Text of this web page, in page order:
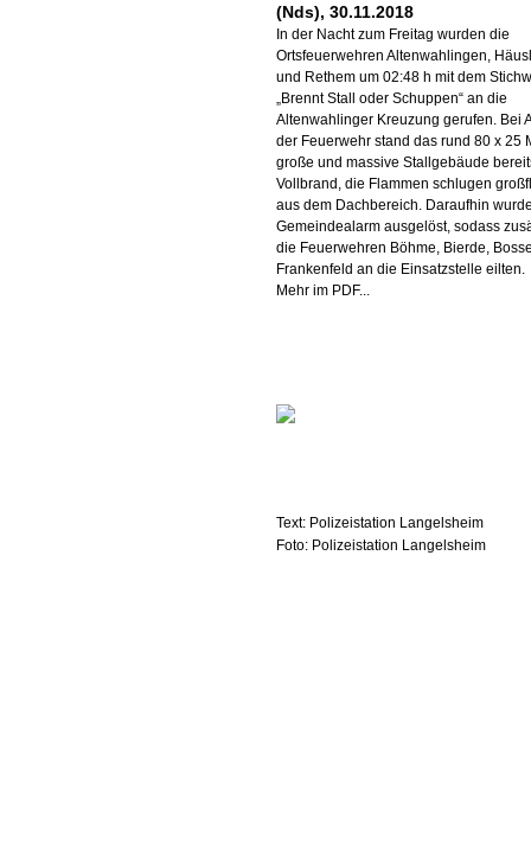
(Nds), 30.11.2018
In der Nacht zum Freitag wurden die
Ortsfeuerwehren Altenwahlingen,
und Rethem um 02:48 h mit dem
„Brennt Stall oder Schuppen“ an die
Altenwahlinger Kreuzung gerufen. Bei
der Feuerwehr stand das rund 80 x 25
große und massive Stallgebäude
Vollbrand, die Flammen schlugen
aus dem Dachbereich. Daraufhin
Gemeindealarm ausgelöst, sodass
die Feuerwehren Böhme, Bierde,
Frankenfeld an die Einsatzstelle eilten.
Mehr im PDF...
Text: Polizeistation Langelsheim
Foto: Polizeistation Langelsheim